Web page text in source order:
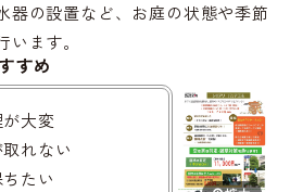
器の設置など、お庭の状態や季節
ます。
すめ
大変
れない
たい